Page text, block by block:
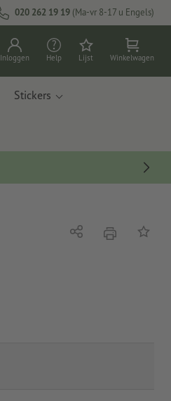
020 262 19 19 (Ma-vr 8-17 u Engels)
Inloggen Help Lijst Winkelwagen
Stickers
Delen afdrukkenOp de